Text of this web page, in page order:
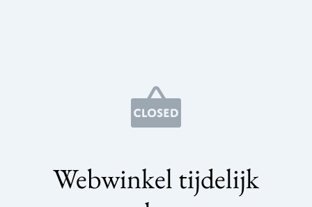
Webwinkel tijdelijk